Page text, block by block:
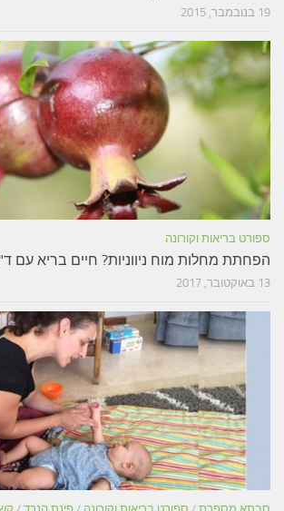
19 בנובמבר, 2015
ספורט בריאות וקורונה
הפחתת מחלות מוח ניווניות? חיים בריא עם
13 באוקטובר, 2017